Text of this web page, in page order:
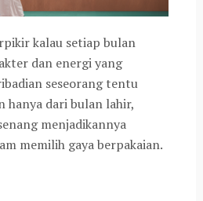
kalau setiap bulan
dan energi yang
seseorang tentu
hanya dari bulan lahir,
menjadikannya
memilih gaya berpakaian.